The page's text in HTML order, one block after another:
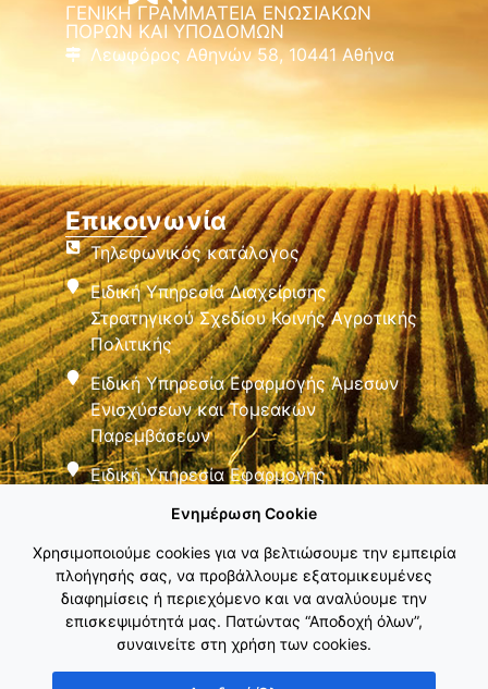
ΓΕΝΙΚΗ ΓΡΑΜΜΑΤΕΙΑ ΕΝΩΣΙΑΚΩΝ
ΠΟΡΩΝ ΚΑΙ ΥΠΟΔΟΜΩΝ
Λεωφόρος Αθηνών 58, 10441 Αθήνα
Επικοινωνία
Τηλεφωνικός κατάλογος
Ειδική Υπηρεσία Διαχείρισης
Στρατηγικού Σχεδίου Κοινής Αγροτικής
Πολιτικής
Ειδική Υπηρεσία Εφαρμογής Άμεσων
Ενισχύσεων και Τομεακών
Παρεμβάσεων
Ειδική Υπηρεσία Εφαρμογής
Εθνικό Δίκτυο ΚΑΠ
Ενημέρωση Cookie
Χρησιμοποιούμε cookies για να βελτιώσουμε την εμπειρία
πλοήγησής σας, να προβάλλουμε εξατομικευμένες
διαφημίσεις ή περιεχόμενο και να αναλύουμε την
επισκεψιμότητά μας. Πατώντας “Αποδοχή όλων”,
συναινείτε στη χρήση των cookies.